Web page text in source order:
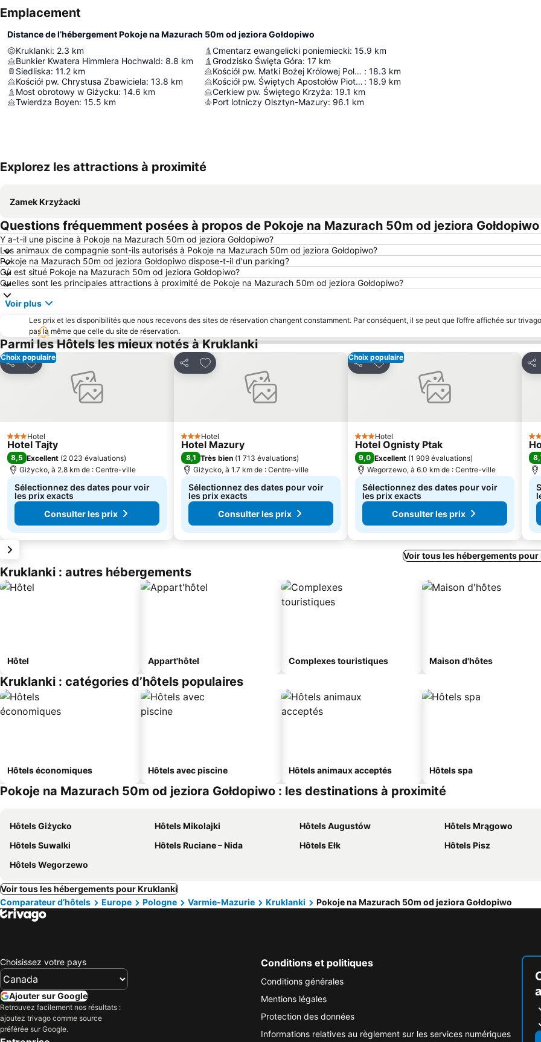
Emplacement
Distance de l’hébergement Pokoje na Mazurach 50m od jeziora Gołdopiwo
Kruklanki: 2.3 km
Bunkier Kwatera Himmlera Hochwald: 8.8 km
Siedliska: 11.2 km
Kościół pw. Chrystusa Zbawiciela: 13.8 km
Most obrotowy w Giżycku: 14.6 km
Twierdza Boyen: 15.5 km
Cmentarz ewangelicki poniemiecki: 15.9 km
Grodzisko Święta Góra: 17 km
Kościół pw. Matki Bożej Królowej Polski : 18.3 km
Kościół pw. Świętych Apostołów Piotra i Pawła : 18.9 km
Cerkiew pw. Świętego Krzyża: 19.1 km
Port lotniczy Olsztyn-Mazury: 96.1 km
Explorez les attractions à proximité
Zamek Krzyżacki
Questions fréquemment posées à propos de Pokoje na Mazurach 50m od jeziora Gołdopiwo
Y a-t-il une piscine à Pokoje na Mazurach 50m od jeziora Gołdopiwo?
Les animaux de compagnie sont-ils autorisés à Pokoje na Mazurach 50m od jeziora Gołdopiwo?
Pokoje na Mazurach 50m od jeziora Gołdopiwo dispose-t-il d'un parking?
Où est situé Pokoje na Mazurach 50m od jeziora Gołdopiwo?
Quelles sont les principales attractions à proximité de Pokoje na Mazurach 50m od jeziora Gołdopiwo?
Voir plus
Les prix et les disponibilités que nous recevons des sites de réservation changent constamment. Par conséquent, il se peut que l’offre affichée sur
pas la même que celle du site de réservation.
Parmi les Hôtels les mieux notés à Kruklanki
Choix populaire
Partager
Ajouter à mes favoris
3 Étoiles
Hotel
Hotel Tajty
8,5 Excellent (2 023 évaluations)
Giżycko, à 2.8 km de : Centre-ville
Sélectionnez des dates pour voir
les prix exacts
Consulter les prix
Partager
Ajouter à mes favoris
3 Étoiles
Hotel
Hotel Mazury
8,1 Très bien (1 713 évaluations)
Giżycko, à 1.7 km de : Centre-ville
Sélectionnez des dates pour voir
les prix exacts
Consulter les prix
Choix populaire
Partager
Ajouter à mes favoris
3 Étoiles
Hotel
Hotel Ognisty Ptak
9,0 Excellent (1 909 évaluations)
Wegorzewo, à 6.0 km de : Centre-ville
Sélectionnez des dates pour voir
les prix exacts
Consulter les prix
3
Voir tous les hébergements
Kruklanki : autres hébergements
Hôtel Appart'hôtel Complexes touristiques Maison d'hôtes
Kruklanki : catégories d’hôtels populaires
Hôtels économiques Hôtels avec piscine Hôtels animaux acceptés Hôtels spa
Pokoje na Mazurach 50m od jeziora Gołdopiwo : les destinations à proximité
Hôtels Giżycko Hôtels Mikolajki Hôtels Augustów
Hôtels Mrągowo
Hôtels Suwalki
Hôtels Ruciane – Nida Hôtels Ełk
Hôtels Pisz
Hôtels Wegorzewo
Voir tous les hébergements pour Kruklanki
Comparateur d’hôtels
Europe Pologne Varmie-Mazurie Kruklanki Pokoje na Mazurach 50m od jeziora Gołdopiwo
Choisissez votre pays
Ajouter sur Google
Retrouvez facilement nos résultats :
ajoutez trivago comme source
préférée sur Google.
Conditions et politiques
Conditions générales
Mentions légales
Protection des données
Informations relatives au règlement sur les services numériques